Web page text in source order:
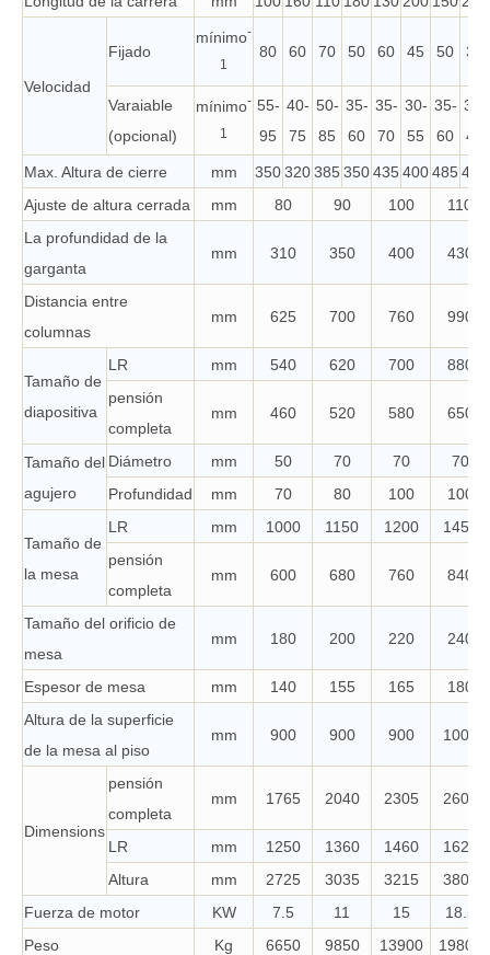
Velocidad
Fijado
mínimo-
1
80 60 70 50 60 45 50 35
Varaiable
(opcional)
mínimo-
1
55-
95
40-
75
50-
85
35-
60
35-
70
30-
55
35-
60
30-
45
Max. Altura de cierre mm 350320385350435400485450
Ajuste de altura cerrada
mm 80 90 100
110
La profundidad de la
garganta
mm 310 350 400 430
Distancia entre
columnas
mm 625 700 760 990
Tamaño de
diapositiva
LR mm 540 620 700
880
pensión
completa
mm 460 520 580 650
Tamaño del
agujero
Diámetro mm 50 70 70
70
Profundidad
mm 70 80 100 100
Tamaño de
la mesa
LR mm 1000 1150 1200
1450
pensión
completa
mm 600 680 760 840
Tamaño del orificio de
mesa
mm 180 200 220 240
Espesor de mesa mm 140 155 165
180
Altura de la superficie
de la mesa al piso
mm 900 900 900 1000
Dimensions
pensión
completa
mm 1765 2040 2305 2600
LR mm 1250 1360 1460
1620
Altura
mm 2725 3035 3215
3800
Fuerza de motor
KW 7.5 11 15
18.5
Peso
Kg 6650 9850 13900
19800